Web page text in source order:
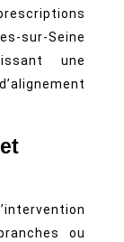
sur-Seine
une
ou